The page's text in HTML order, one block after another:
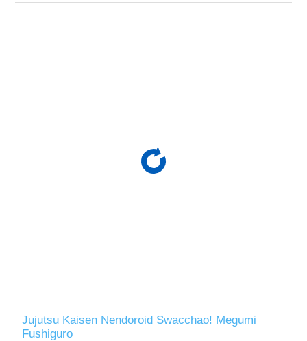
Jujutsu Kaisen Nendoroid Swacchao! Megumi
Fushiguro